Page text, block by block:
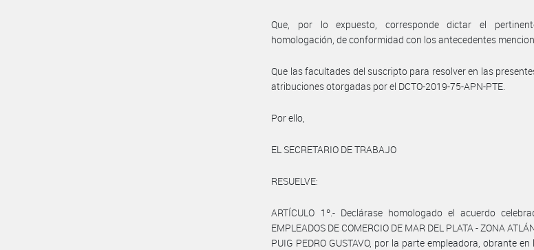
Que, por lo expuesto, corresponde dictar el
homologación, de conformidad con los antecedentes
Que las facultades del suscripto para resolver en las
atribuciones otorgadas por el DCTO-2019-75-APN-PTE.
Por ello,
EL SECRETARIO DE TRABAJO
RESUELVE:
ARTÍCULO 1º.- Declárase homologado el acuerdo
EMPLEADOS DE COMERCIO DE MAR DEL PLATA - ZONA
PUIG PEDRO GUSTAVO, por la parte empleadora, obrante